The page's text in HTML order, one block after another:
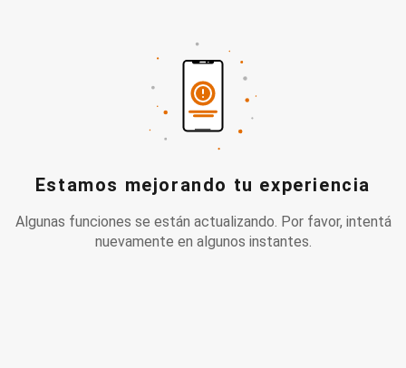
Estamos mejorando tu experiencia
Algunas funciones se están actualizando. Por favor, intentá
nuevamente en algunos instantes.